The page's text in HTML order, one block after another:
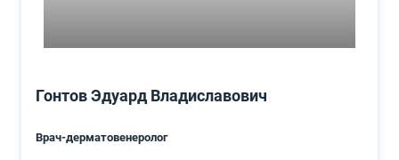
Гонтов Эдуард Владиславович
Врач-дерматовенеролог